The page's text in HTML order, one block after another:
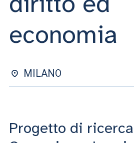
SEI UN DOCENTE O UN MEMBRO DELLO STAFF
economia
MILANO
Progetto di